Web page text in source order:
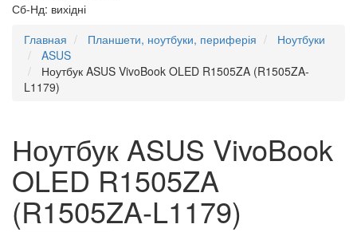
Сб-Нд: вихідні
Главная
Планшети, ноутбуки, периферія
Ноутбуки
ASUS
Ноутбук ASUS VivoBook OLED R1505ZA (R1505ZA-
L1179)
Ноутбук ASUS VivoBook
OLED R1505ZA
(R1505ZA-L1179)